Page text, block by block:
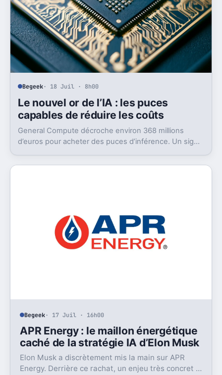
Begeek· 18 Juil · 8h00
Le nouvel or de l’IA : les puces
capables de réduire les coûts
General Compute décroche environ 368 millions
d’euros pour acheter des puces d’inférence. Un signal
Begeek· 17 Juil · 16h00
APR Energy : le maillon énergétique
caché de la stratégie IA d’Elon Musk
Elon Musk a discrètement mis la main sur APR
Energy. Derrière ce rachat, un enjeu très concret :